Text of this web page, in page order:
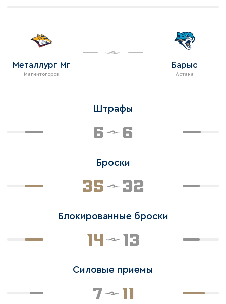
Металлург Мг
Магнитогорск
Барыс
Астана
Штрафы
6 6
Броски
35 32
Блокированные броски
14 13
Силовые приемы
7 11